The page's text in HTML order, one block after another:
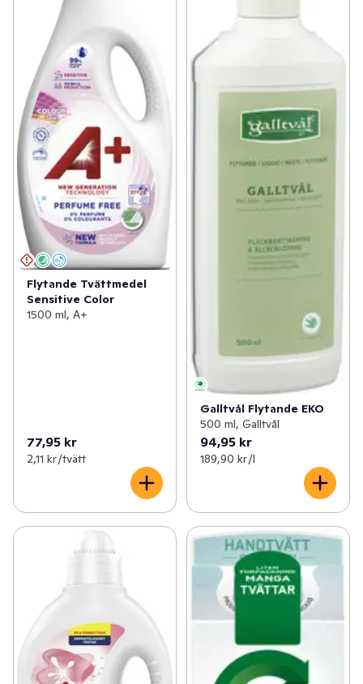
Flytande Tvättmedel
Sensitive Color
1500 ml, A+
77,95 kr
2,11 kr /tvätt
Galltvål Flytande EKO
500 ml, Galltvål
94,95 kr
189,90 kr /l